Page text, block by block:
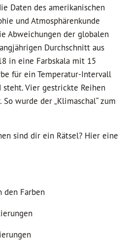
Daten des amerikanischen
und Atmosphärenkunde
Abweichungen der globalen
Durchschnitt aus
in eine Farbskala mit 15
für ein Temperatur-Intervall
steht. Vier gestrickte Reihen
wurde der „Klimaschal“ zum
sind dir ein Rätsel? Hier eine
in den Farben